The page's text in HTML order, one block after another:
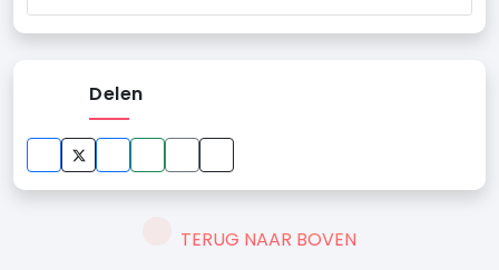
Delen
TERUG NAAR BOVEN